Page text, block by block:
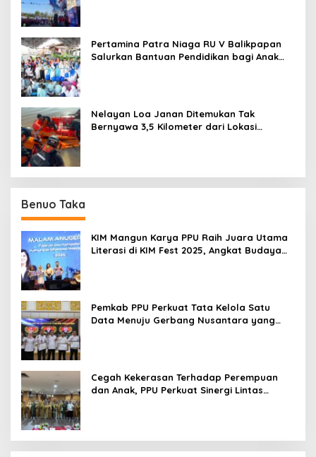
Pertamina Patra Niaga RU V Balikpapan
Salurkan Bantuan Pendidikan bagi Anak
Nelayan Loa Janan Ditemukan Tak
Bernyawa 3,5 Kilometer dari Lokasi
Benuo Taka
KIM Mangun Karya PPU Raih Juara Utama
Literasi di KIM Fest 2025, Angkat Budaya
Pemkab PPU Perkuat Tata Kelola Satu
Data Menuju Gerbang Nusantara yang
Cegah Kekerasan Terhadap Perempuan
dan Anak, PPU Perkuat Sinergi Lintas